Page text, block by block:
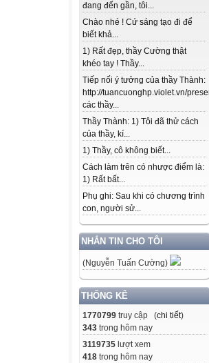
đang đến gần, tôi...
Chào nhé ! Cứ sáng tạo đi để
biết khả...
1) Rất đẹp, thầy Cường thật
khéo tay ! Thầy...
Tiếp nối ý tưởng của thầy Thành:
http://tuancuonghp.violet.vn/
các thầy...
Thầy Thành: 1) Tôi đã thử cách
của thầy, kí...
1) Thầy, cô không biết...
Cách làm trên có nhược điểm là:
1) Rất bất...
Phụ ghi: Sau khi có chương trình
con, người sử...
NHẮN TIN CHO TÔI
(Nguyễn Tuấn Cường)
THỐNG KÊ
1770799 truy cập (chi tiết)
343 trong hôm nay
3119735 lượt xem
418 trong hôm nay